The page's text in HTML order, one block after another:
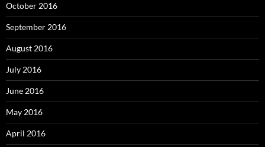
October 2016
September 2016
August 2016
July 2016
June 2016
May 2016
April 2016